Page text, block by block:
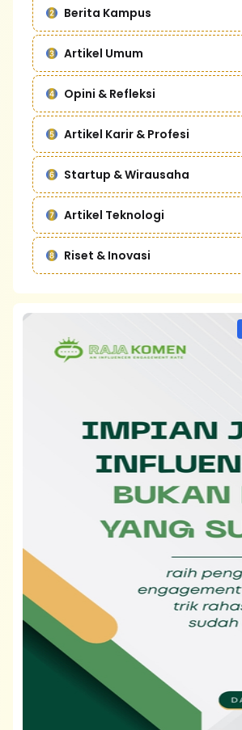
Berita Kampus
Artikel Umum
Opini & Refleksi
Artikel Karir & Profesi
Startup & Wirausaha
Artikel Teknologi
Riset & Inovasi